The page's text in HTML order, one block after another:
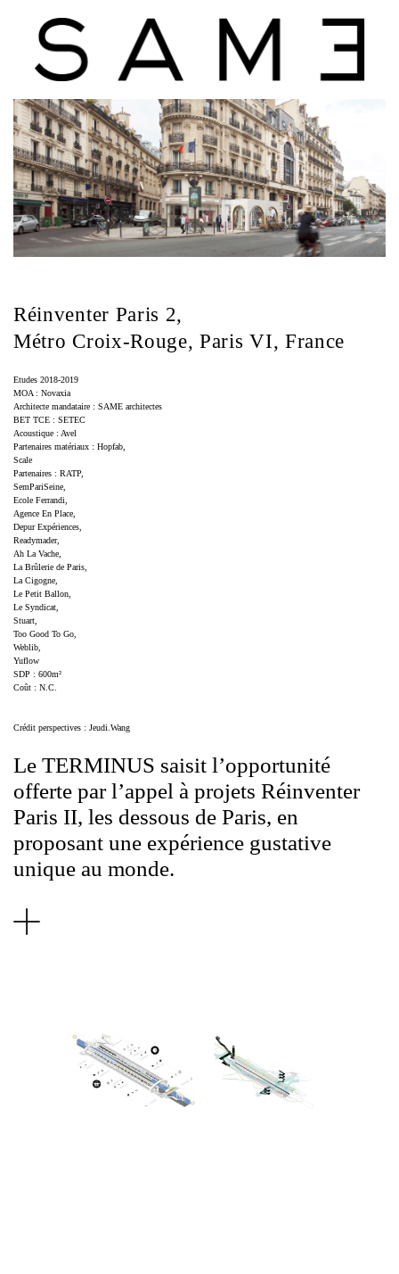
contenu
principal
Réinventer Paris 2,
Métro Croix-Rouge, Paris VI, France
Etudes 2018-2019
MOA : Novaxia
Architecte mandataire : SAME architectes
BET TCE : SETEC
Acoustique : Avel
Partenaires matériaux : Hopfab,
Scale
Partenaires : RATP,
SemPariSeine,
Ecole Ferrandi,
Agence En Place,
Depur Expériences,
Readymader,
Ah La Vache,
La Brûlerie de Paris,
La Cigogne,
Le Petit Ballon,
Le Syndicat,
Stuart,
Too Good To Go,
Weblib,
Yuflow
SDP : 600m²
Coût : N.C.
Crédit perspectives : Jeudi.Wang
Le TERMINUS saisit l’opportunité
offerte par l’appel à projets Réinventer
Paris II, les dessous de Paris, en
proposant une expérience gustative
unique au monde.